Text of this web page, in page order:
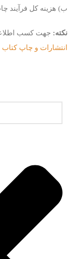
ب) هزینه کل فرآیند
نکته: جهت کسب
انتشارات و چاپ کتاب